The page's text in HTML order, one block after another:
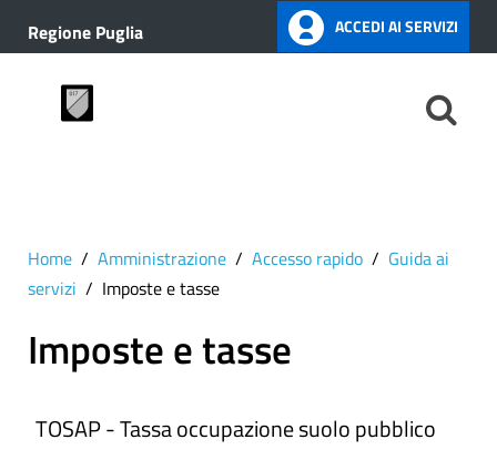
Regione Puglia ACCEDI AI SERVIZI
Home Amministrazione Accesso rapido
Guida ai
servizi
Imposte e tasse
Imposte e tasse
TOSAP - Tassa occupazione suolo pubblico